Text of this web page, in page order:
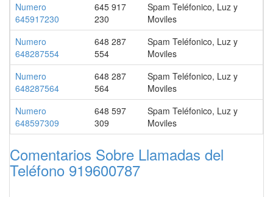
Numero
645917230
645 917
230
Spam Teléfonico, Luz y
Moviles
Numero
648287554
648 287
554
Spam Teléfonico, Luz y
Moviles
Numero
648287564
648 287
564
Spam Teléfonico, Luz y
Moviles
Numero
648597309
648 597
309
Spam Teléfonico, Luz y
Moviles
Comentarios Sobre Llamadas del
Teléfono 919600787